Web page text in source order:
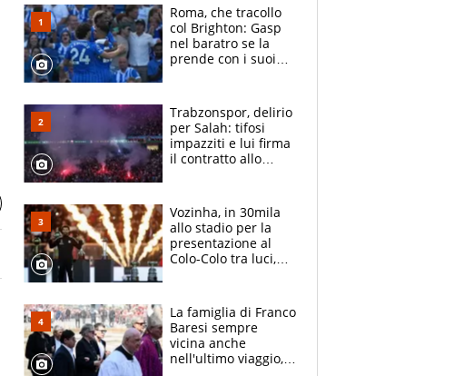
Roma, che tracollo
col Brighton: Gasp
nel baratro se la
prende con i suoi
Trabzonspor, delirio
per Salah: tifosi
impazziti e lui firma
il contratto allo
Vozinha, in 30mila
allo stadio per la
presentazione al
Colo-Colo tra luci,
La famiglia di Franco
Baresi sempre
vicina anche
nell'ultimo viaggio,